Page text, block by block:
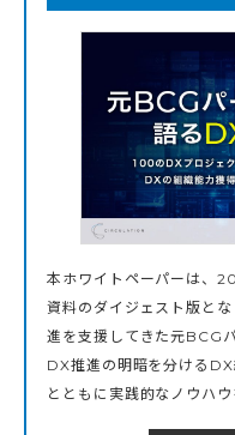
本ホワイトペーパーは、
資料のダイジェスト版と
進を支援してきた元BCG
DX推進の明暗を分ける
とともに実践的なノウハウ